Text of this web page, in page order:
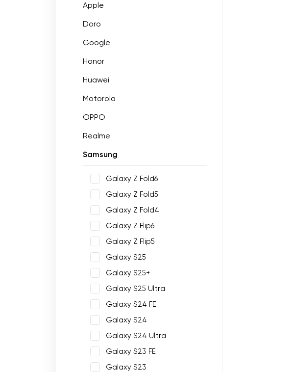
Apple
Doro
Google
Honor
Huawei
Motorola
OPPO
Realme
Samsung
Galaxy Z Fold6
Galaxy Z Fold5
Galaxy Z Fold4
Galaxy Z Flip6
Galaxy Z Flip5
Galaxy S25
Galaxy S25+
Galaxy S25 Ultra
Galaxy S24 FE
Galaxy S24
Galaxy S24 Ultra
Galaxy S23 FE
Galaxy S23